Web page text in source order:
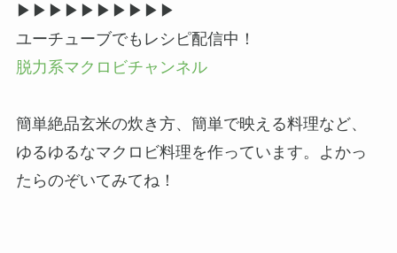
▶▶︎▶︎▶▶︎▶︎▶▶︎▶︎▶
ユーチューブでもレシピ配信中！
脱力系マクロビチャンネル
簡単絶品玄米の炊き方、簡単で映える料理など、
ゆるゆるなマクロビ料理を作っています。よかっ
たらのぞいてみてね！